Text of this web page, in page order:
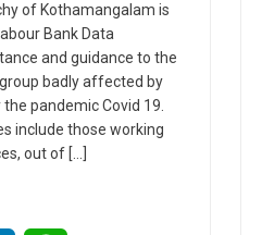
of Kothamangalam is
Bank Data
and guidance to the
badly affected by
pandemic Covid 19.
include those working
out of […]